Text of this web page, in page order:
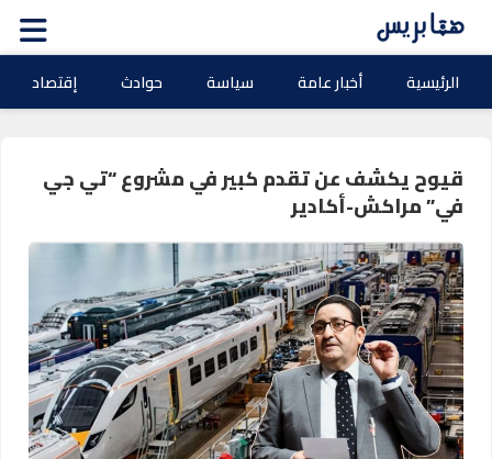
الرئيسية أخبار عامة سياسة حوادث إقتصاد
قيوح يكشف عن تقدم كبير في مشروع “تي جي
في” مراكش-أكادير